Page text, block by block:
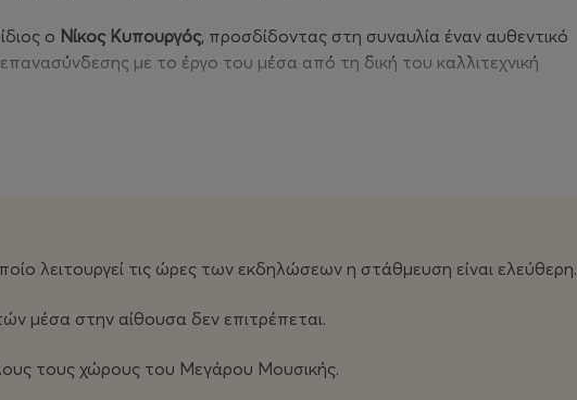
ο Νίκος Κυπουργός, προσδίδοντας στη συναυλία έναν αυθεντικό
με το έργο του μέσα από τη δική του καλλιτεχνική
μνήμη, την αφήγηση και το συναίσθημα.
γνώστες όσο και σε νέους ακροατές, αναδεικνύοντας τη
δύναμη της μουσικής του Νίκου Κυπουργού.
λειτουργεί τις ώρες των εκδηλώσεων η στάθμευση είναι ελεύθερη.
μέσα στην αίθουσα δεν επιτρέπεται.
τους χώρους του Μεγάρου Μουσικής.